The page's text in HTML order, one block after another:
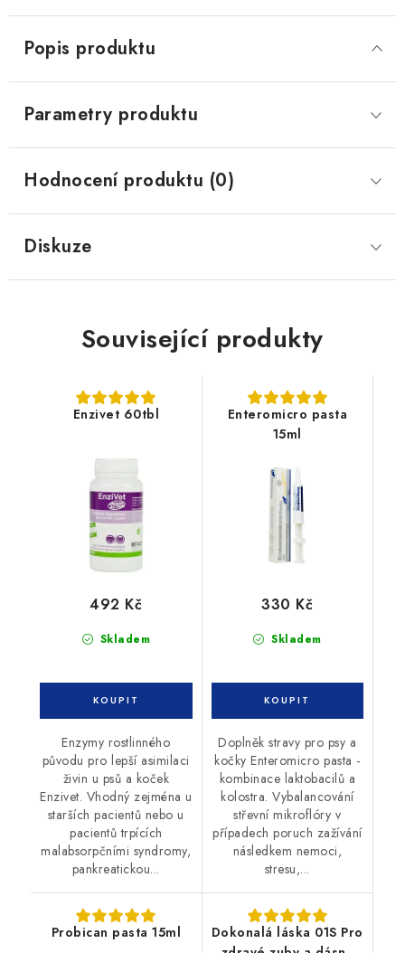
Popis produktu
Parametry produktu
Hodnocení produktu (0)
Diskuze
Související produkty
Enzivet 60tbl
Skladem
492 Kč
Enzymy rostlinného
původu pro lepší asimilaci
živin u psů a koček
Enzivet. Vhodný zejména u
starších pacientů nebo u
pacientů trpících
malabsorpčními syndromy,
pankreatickou...
Enteromicro pasta
15ml
Skladem
330 Kč
Doplněk stravy pro psy a
kočky Enteromicro pasta -
kombinace laktobacilů a
kolostra. Vybalancování
střevní mikroflóry v
případech poruch zažívání
následkem nemoci,
stresu,...
Probican pasta 15ml
Dokonalá láska 01S Pro